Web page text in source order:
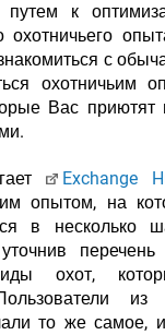
путем к
охотничьего
с
охотничьим
Вас
Exchange
опытом, на
в несколько
перечень
охот,
то же самое,